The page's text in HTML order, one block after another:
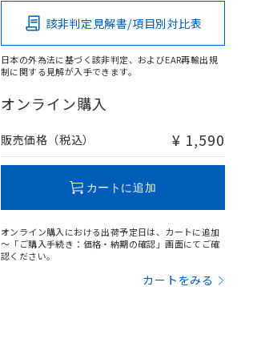
該非判定見解書/項目別対比表
日本の外為法に基づく該非判定、およびEAR再輸出規
制に関する見解が入手できます。
オンライン購入
販売価格（税込） ¥ 1,590
カートに追加
オンライン購入における出荷予定日は、カートに追加
～「ご購入手続き：価格・納期の確認」画面にてご確
認ください。
カートをみる